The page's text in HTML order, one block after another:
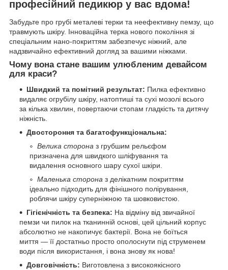
професійний педикюр у вас вдома!
Забудьте про грубі металеві терки та неефективну пемзу, що
травмують шкіру. Інноваційна терка нового покоління зі
спеціальним нано-покриттям забезпечує ніжний, але
надзвичайно ефективний догляд за вашими ніжками.
Чому вона стане вашим улюбленим девайсом
для краси?
Швидкий та помітний результат: Пилка ефективно
видаляє огрубілу шкіру, натоптиші та сухі мозолі всього
за кілька хвилин, повертаючи стопам гладкість та дитячу
ніжність.
Двостороння та багатофункціональна:
Велика сторона з грубшим рельєфом
призначена для швидкого шліфування та
видалення основного шару сухої шкіри.
Маленька сторона з делікатним покриттям
ідеально підходить для фінішного полірування,
роблячи шкіру суперніжною та шовковистою.
Гігієнічність та безпека: На відміну від звичайної
пемзи чи пилок на тканинній основі, цей цільний корпус
абсолютно не накопичує бактерії. Вона не боїться
миття — її достатньо просто ополоснути під струменем
води після використання, і вона знову як нова!
Довговічність: Виготовлена з високоякісного